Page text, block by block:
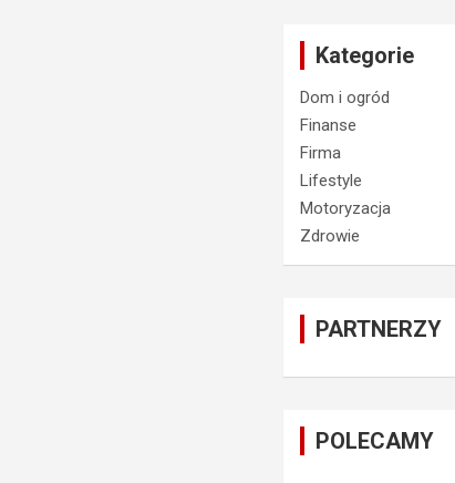
Kategorie
Dom i ogród
Finanse
Firma
Lifestyle
Motoryzacja
Zdrowie
PARTNERZY
POLECAMY